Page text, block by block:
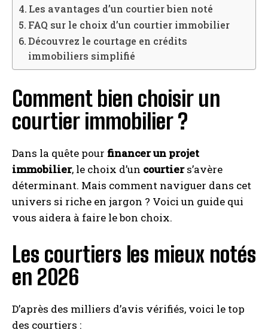
Les avantages d’un courtier bien noté
FAQ sur le choix d’un courtier immobilier
Découvrez le courtage en crédits
immobiliers simplifié
Comment bien choisir un
courtier immobilier ?
Dans la quête pour financer un projet
immobilier, le choix d’un courtiers’avère
déterminant. Mais comment naviguer dans cet
univers si riche en jargon ? Voici un guide qui
vous aidera à faire le bon choix.
Les courtiers les mieux notés
en 2026
D’après des milliers d’avis vérifiés, voici le top
des courtiers :